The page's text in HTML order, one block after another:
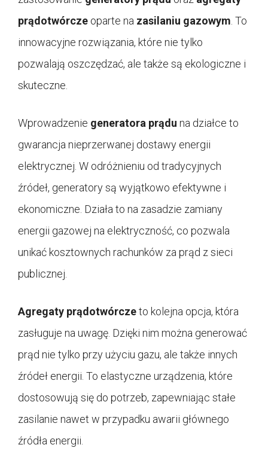
prądotwórcze oparte na zasilaniu gazowym . To
innowacyjne rozwiązania, które nie tylko
pozwalają oszczędzać, ale także są ekologiczne i
skuteczne.
Wprowadzenie generatora prądu na działce to
gwarancja nieprzerwanej dostawy energii
elektrycznej. W odróżnieniu od tradycyjnych
źródeł, generatory są wyjątkowo efektywne i
ekonomiczne. Działa to na zasadzie zamiany
energii gazowej na elektryczność, co pozwala
unikać kosztownych rachunków za prąd z sieci
publicznej.
Agregaty prądotwórczeto kolejna opcja, która
zasługuje na uwagę. Dzięki nim można generować
prąd nie tylko przy użyciu gazu, ale także innych
źródeł energii. To elastyczne urządzenia, które
dostosowują się do potrzeb, zapewniając stałe
zasilanie nawet w przypadku awarii głównego
źródła energii.